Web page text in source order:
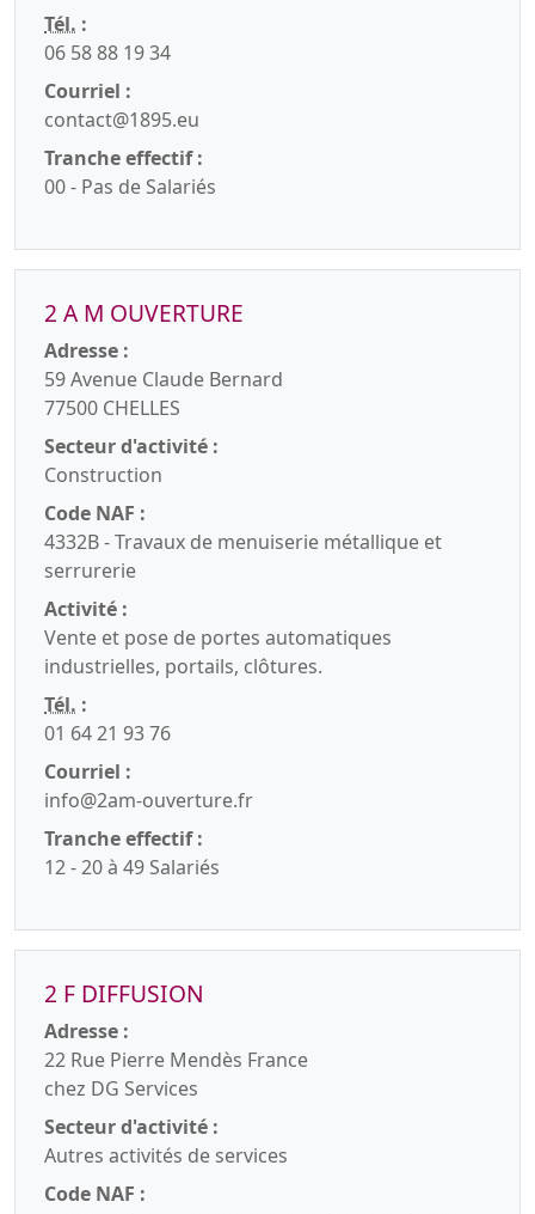
Tél. :
06 58 88 19 34
Courriel :
contact@1895.eu
Tranche effectif :
00 - Pas de Salariés
2 A M OUVERTURE
Adresse :
59 Avenue Claude Bernard
77500 CHELLES
Secteur d'activité :
Construction
Code NAF :
4332B - Travaux de menuiserie métallique et
serrurerie
Activité :
Vente et pose de portes automatiques
industrielles, portails, clôtures.
Tél. :
01 64 21 93 76
Courriel :
info@2am-ouverture.fr
Tranche effectif :
12 - 20 à 49 Salariés
2 F DIFFUSION
Adresse :
22 Rue Pierre Mendès France
chez DG Services
Secteur d'activité :
Autres activités de services
Code NAF :